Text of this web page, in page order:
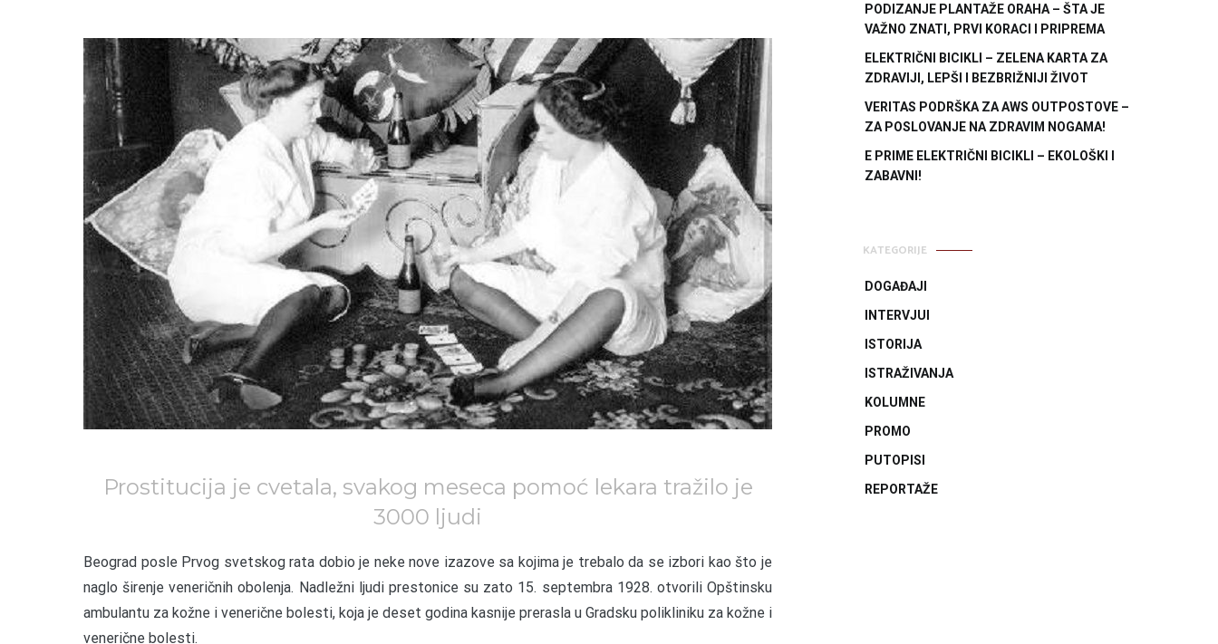
Prostitucija je cvetala, svakog meseca pomoć lekara tražilo je
3000 ljudi
Beograd posle Prvog svetskog rata dobio je neke nove izazove sa kojima je trebalo da se izbori kao što je
naglo širenje veneričnih obolenja. Nadležni ljudi prestonice su zato 15. septembra 1928. otvorili Opštinsku
ambulantu za kožne i venerične bolesti, koja je deset godina kasnije prerasla u Gradsku polikliniku za kožne i
venerične bolesti.
PODIZANJE PLANTAŽE ORAHA – ŠTA JE
VAŽNO ZNATI, PRVI KORACI I PRIPREMA
ELEKTRIČNI BICIKLI – ZELENA KARTA ZA
ZDRAVIJI, LEPŠI I BEZBRIŽNIJI ŽIVOT
VERITAS PODRŠKA ZA AWS OUTPOSTOVE –
ZA POSLOVANJE NA ZDRAVIM NOGAMA!
E PRIME ELEKTRIČNI BICIKLI – EKOLOŠKI I
ZABAVNI!
KATEGORIJE
DOGAĐAJI
INTERVJUI
ISTORIJA
ISTRAŽIVANJA
KOLUMNE
PROMO
PUTOPISI
REPORTAŽE